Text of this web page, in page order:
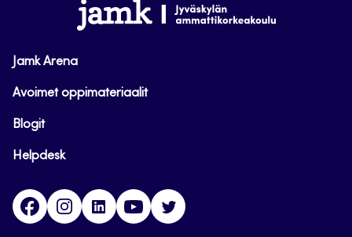
www.jamk.fi
Jamk Arena
Avoimet oppimateriaalit
Blogit
Helpdesk
FacebookInstagram
LinkedInYoutube